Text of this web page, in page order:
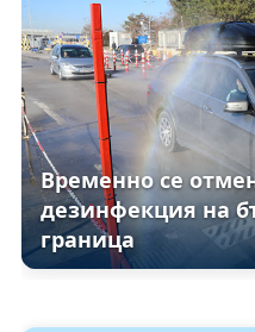
Временно се
дезинфекция на
граница